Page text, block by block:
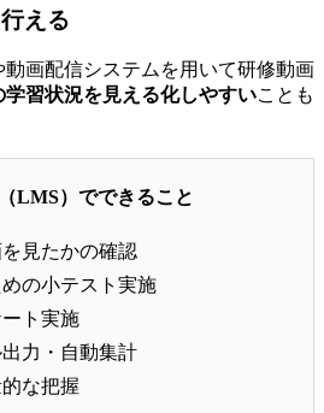
える
画配信システムを用いて研修動画
学習状況を見える化しやすいことも
LMS）でできること
見たかの確認
の小テスト実施
ト実施
力・自動集計
な把握